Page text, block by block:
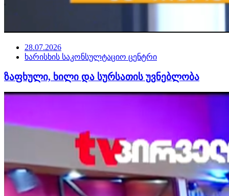
28.07.2026
ხარისხის საკონსულტაციო ცენტრი
ზაფხული, ხილი და სურსათის უვნებლობა